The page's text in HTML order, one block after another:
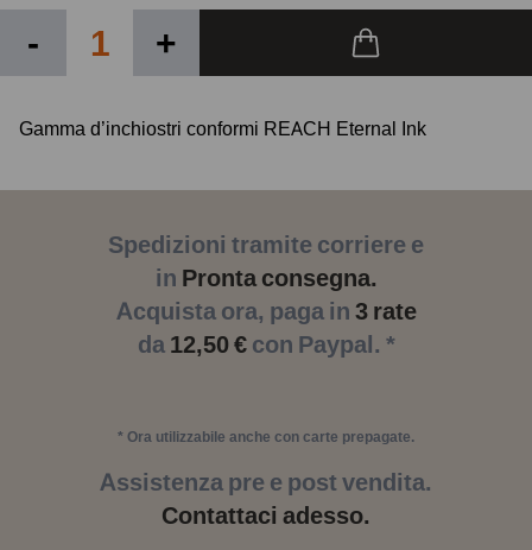
- +
Gamma d’inchiostri conformi REACH Eternal Ink
Spedizioni tramite corriere e
in Pronta consegna.
Acquista ora, paga in 3 rate
da 12,50 €con Paypal. *
* Ora utilizzabile anche con carte prepagate.
Assistenza pre e post vendita.
Contattaci adesso.